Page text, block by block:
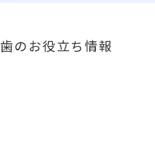
歯のお役立ち情報